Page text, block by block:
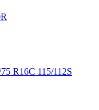
R16C 115/112S